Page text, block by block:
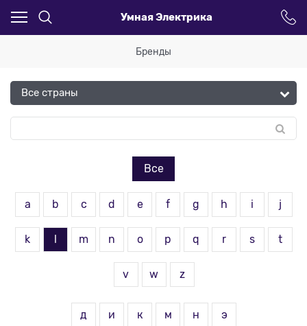
Умная Электрика
Бренды
Все
a b c d e f g h i j
k m n o p q r s t
v w z
д и к м н э